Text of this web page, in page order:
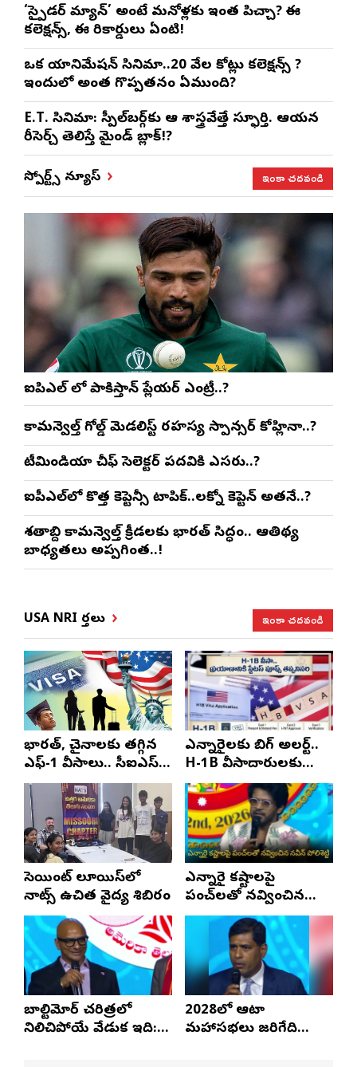
‘స్పైడర్ మ్యాన్’ అంటే మనోళ్లకు ఇంత పిచ్చా? ఈ
కలెక్షన్స్, ఈ రికార్డులు ఏంటి!
ఒక యానిమేషన్ సినిమా..20 వేల కోట్లు కలెక్షన్స్ ?
ఇందులో అంత గొప్పతనం ఏముంది?
E.T. సినిమా: స్పీల్‌బర్గ్‌కు ఆ శాస్త్రవేత్తే స్ఫూర్తి. ఆయన
రీసెర్చ్ తెలిస్తే మైండ్ బ్లాక్!?
స్పోర్ట్స్ న్యూస్ ఇంకా చదవండి
ఐపిఎల్ లో పాకిస్తాన్ ప్లేయర్ ఎంట్రీ..?
కామన్వెల్త్ గోల్డ్ మెడలిస్ట్ రహస్య స్పాన్సర్ కోహ్లినా..?
టీమిండియా చీఫ్ సెలెక్టర్ పదవికి ఎసరు..?
ఐపీఎల్‌లో కొత్త కెప్టెన్సీ టాపిక్..లక్నో కెప్టెన్ అతనే..?
శతాబ్ది కామన్వెల్త్ క్రీడలకు భారత్ సిద్ధం.. ఆతిథ్య
బాధ్యతలు అప్పగింత..!
USA NRI వార్తలు ఇంకా చదవండి
భారత్, చైనాలకు తగ్గిన
ఎఫ్-1 వీసాలు.. సీఐఎస్
నివేదిక..!
ఎన్నారైలకు బిగ్ అలర్ట్..
H-1B వీసాదారులకు
ప్రయాణ సమయంలో
స్టేటస్ ప్రూఫ్స్ తప్పనిసరి..!
సెయింట్ లూయిస్‌లో
నాట్స్ ఉచిత వైద్య శిబిరం
ఎన్నారై కష్టాలపై
పంచ్‌లతో నవ్వించిన
నవీన్ పోలిశెట్టి
బాల్టిమోర్ చరిత్రలో
నిలిచిపోయే వేడుక ఇది:
2028లో ఆటా
మహాసభలు జరిగేది